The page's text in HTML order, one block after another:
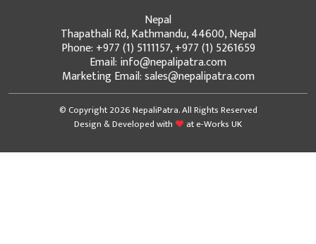
Nepal
Thapathali Rd, Kathmandu, 44600, Nepal
Phone: +977 (1) 5111157, +977 (1) 5261659
Email: info@nepalipatra.com
Marketing Email: sales@nepalipatra.com
© Copyright 2026 NepaliPatra. All Rights Reserved
Design & Developed with
ate-Works UK